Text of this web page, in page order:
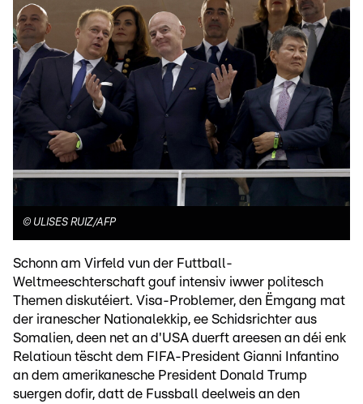
© ULISES RUIZ/AFP
Schonn am Virfeld vun der Futtball-
Weltmeeschterschaft gouf intensiv iwwer politesch
Themen diskutéiert. Visa-Problemer, den Ëmgang mat
der iranescher Nationalekkip, ee Schidsrichter aus
Somalien, deen net an d'USA duerft areesen an déi enk
Relatioun tëscht dem FIFA-President Gianni Infantino
an dem amerikanesche President Donald Trump
suergen dofir, datt de Fussball deelweis an den